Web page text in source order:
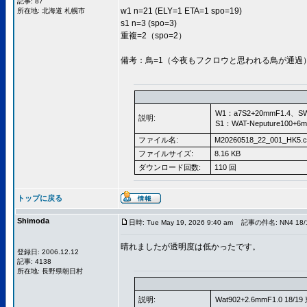
所在地: 北海道 札幌市
w1 n=21 (ELY=1 ETA=1 spo=19)
s1 n=3 (spo=3)
重複=2（spo=2）
備考：鳥=1（今夜もフクロウと思われる鳥が通過
説明:
W1：a7S2+20mmF1.4、
S1：WAT-
ファイル名:
ファイルサイズ:
8.16 KB
ダウンロード回数:
110 回
トップに戻る
Shimoda
登録日: 2006.12.12
記事: 4138
所在地: 長野県朝日村
日時: Tue May 19, 2026 9:40 am 記事の件名: NN4 18/
晴れましたが透明度は低かったです。
説明: Wat902+2.6mmF1.0 18/19